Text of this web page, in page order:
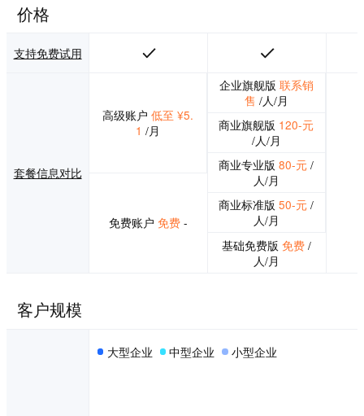
价格
支持免费试用
套餐信息对比
高级账户 低至 ¥5.
1 /月
免费账户 免费 -
企业旗舰版 联系销
售 /人/月
商业旗舰版 120-元
/人/月
商业专业版80-元 /
人/月
商业标准版50-元 /
人/月
基础免费版免费 /
人/月
客户规模
大型企业 中型企业 小型企业